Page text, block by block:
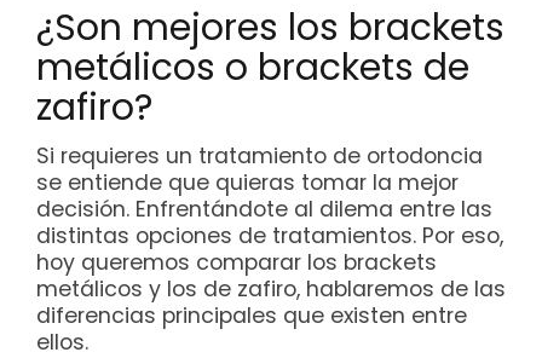
¿Son mejores los brackets
metálicos o brackets de
zafiro?
Si requieres un tratamiento de ortodoncia
se entiende que quieras tomar la mejor
decisión. Enfrentándote al dilema entre las
distintas opciones de tratamientos. Por eso,
hoy queremos comparar los brackets
metálicos y los de zafiro, hablaremos de las
diferencias principales que existen entre
ellos.